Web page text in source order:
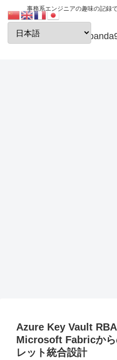
事務系エンジニアの趣味の記録
Azure Key Vault
Microsoft Fabricから
レット統合設計